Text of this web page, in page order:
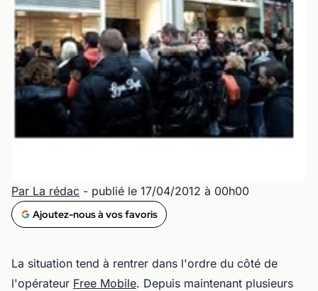
Par La rédac - publié le 17/04/2012 à 00h00
Ajoutez-nous à vos favoris
La situation tend à rentrer dans l'ordre du côté de
l'opérateur Free Mobile. Depuis maintenant plusieurs